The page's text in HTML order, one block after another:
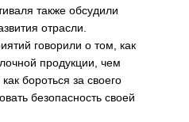
также обсудили
отрасли.
говорили о том, как
продукции, чем
бороться за своего
безопасность своей